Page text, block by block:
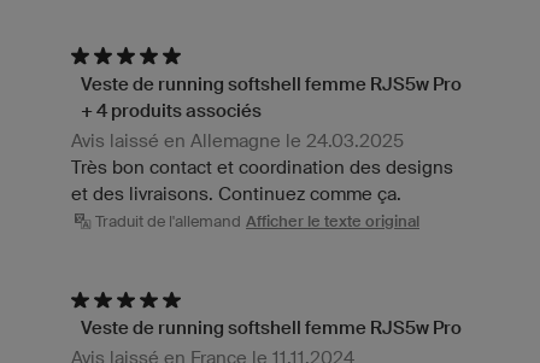
Veste de running softshell femme RJS5w Pro
+ 4 produits associés
Avis laissé en Allemagne le 24.03.2025
Très bon contact et coordination des designs
et des livraisons. Continuez comme ça.
Traduit de l'allemand Afficher le texte original
Veste de running softshell femme RJS5w Pro
Avis laissé en France le 11.11.2024